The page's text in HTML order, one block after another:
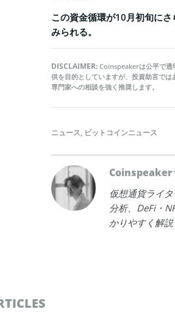
この資金循環が10月初旬に
みられる。
DISCLAIMER: Coinspeakerは公平で透
供を目的としていますが、投資助言で
専門家への相談を強く推奨します。
ニュース, ビットコインニュース
Coinspeaker
仮想通貨ライ
分析、DeFi・
かりやすく解